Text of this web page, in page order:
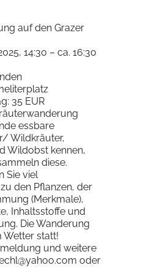
auf den Grazer
14:30 – ca. 16:30
35 EUR
essbare
Wildkräuter,
Wildobst kennen,
diese.
Sie viel
den Pflanzen, der
(Merkmale),
Inhaltsstoffe und
Die Wanderung
Wetter statt!
und weitere
oder